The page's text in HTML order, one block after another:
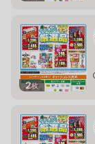
2枚